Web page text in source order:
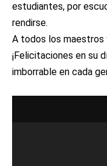
estudiantes, por
rendirse.
A todos los maestros
¡Felicitaciones en su
imborrable en cada